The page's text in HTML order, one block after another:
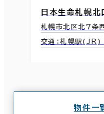
日本生命札幌北
札幌市北区北７
交通：札幌駅
物件一